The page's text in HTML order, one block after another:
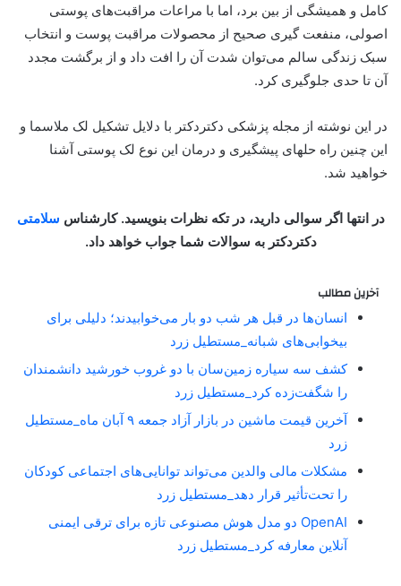
کامل و همیشگی از بین برد، اما با مراعات مراقبت‌های پوستی
اصولی، منفعت گیری صحیح از محصولات مراقبت پوست و انتخاب
سبک زندگی سالم می‌توان شدت آن را افت داد و از برگشت مجدد
آن تا حدی جلوگیری کرد.
در این نوشته از مجله پزشکی دکتردکتر با دلایل تشکیل لک ملاسما و
این چنین راه حلهای پیشگیری و درمان این نوع لک پوستی آشنا
خواهید شد.
در انتها اگر سوالی دارید، در تکه نظرات بنویسید. کارشناس سلامتی
دکتردکتر به سوالات شما جواب خواهد داد.
آخرین مطالب
انسان‌ها در قبل هر شب دو بار می‌خوابیدند؛ دلیلی برای
بیخوابی‌های شبانه_مستطیل زرد
کشف سه سیاره زمین‌سان با دو غروب خورشید دانشمندان
را شگفت‌زده کرد_مستطیل زرد
آخرین قیمت ماشین در بازار آزاد جمعه ۹ آبان ماه_مستطیل
زرد
مشکلات مالی والدین می‌تواند توانایی‌های اجتماعی کودکان
را تحت‌تأثیر قرار دهد_مستطیل زرد
OpenAI دو مدل هوش مصنوعی تازه برای ترقی ایمنی
آنلاین معارفه کرد_مستطیل زرد